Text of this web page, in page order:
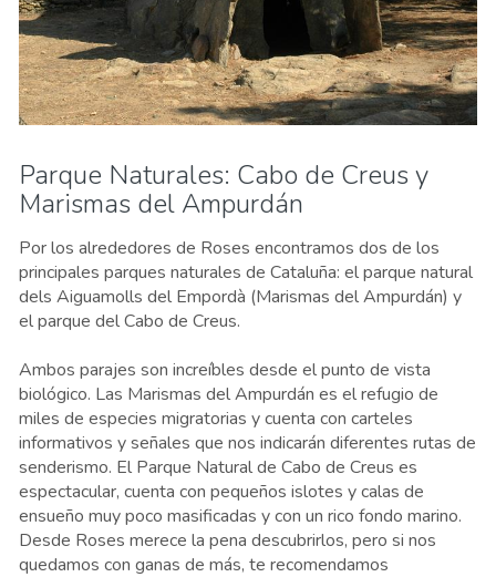
Parque Naturales: Cabo de Creus y
Marismas del Ampurdán
Por los alrededores de Roses encontramos dos de los
principales parques naturales de Cataluña: el parque natural
dels Aiguamolls del Empordà (Marismas del Ampurdán) y
el parque del Cabo de Creus.
Ambos parajes son increíbles desde el punto de vista
biológico. Las Marismas del Ampurdán es el refugio de
miles de especies migratorias y cuenta con carteles
informativos y señales que nos indicarán diferentes rutas de
senderismo. El Parque Natural de Cabo de Creus es
espectacular, cuenta con pequeños islotes y calas de
ensueño muy poco masificadas y con un rico fondo marino.
Desde Roses merece la pena descubrirlos, pero si nos
quedamos con ganas de más, te recomendamos